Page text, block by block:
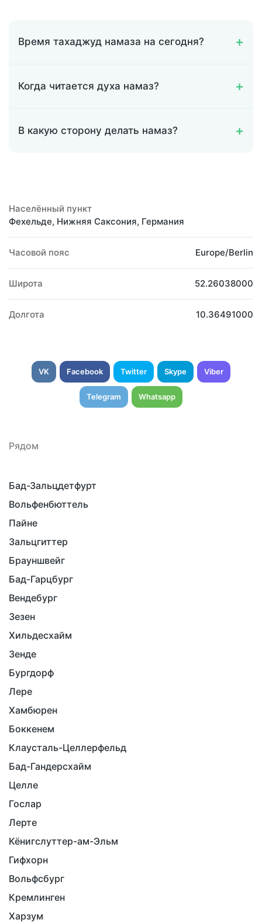
Время тахаджуд намаза на сегодня?
Когда читается духа намаз?
В какую сторону делать намаз?
Населённый пункт
Фехельде, Нижняя Саксония, Германия
Часовой пояс Europe/Berlin
Широта 52.26038000
Долгота 10.36491000
VK Facebook Twitter Skype Viber
Telegram Whatsapp
Рядом
Бад-Зальцдетфурт
Вольфенбюттель
Пайне
Зальцгиттер
Брауншвейг
Бад-Гарцбург
Вендебург
Зезен
Хильдесхайм
Зенде
Бургдорф
Лере
Хамбюрен
Боккенем
Клаусталь-Целлерфельд
Бад-Гандерсхайм
Целле
Гослар
Лерте
Кёнигслуттер-ам-Эльм
Гифхорн
Вольфсбург
Кремлинген
Харзум